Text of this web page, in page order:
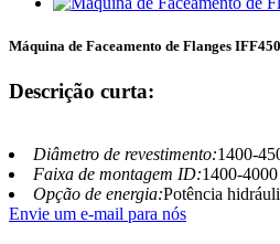
Máquina de Faceamento de Flanges
Descrição curta:
Diâmetro de revestimento:1400-
Faixa de montagem ID:1400-
Opção de energia:Potência
Envie um e-mail para nós